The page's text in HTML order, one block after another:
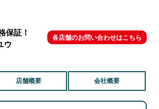
保証！
ウ
各店舗のお問い合わせはこちら
店舗概要 会社概要